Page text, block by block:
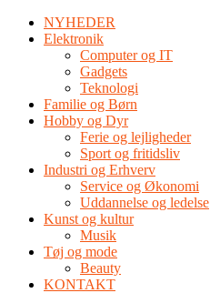
NYHEDER
Elektronik
Computer og IT
Gadgets
Teknologi
Familie og Børn
Hobby og Dyr
Ferie og lejligheder
Sport og fritidsliv
Industri og Erhverv
Service og Økonomi
Uddannelse og ledelse
Kunst og kultur
Musik
Tøj og mode
Beauty
KONTAKT